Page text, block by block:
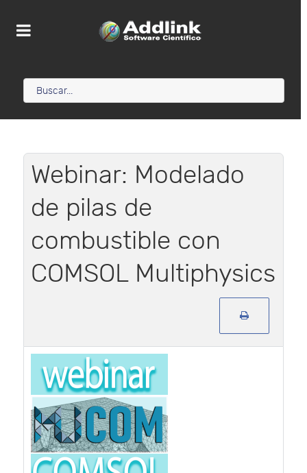
Webinar: Modelado
de pilas de
combustible con
COMSOL Multiphysics